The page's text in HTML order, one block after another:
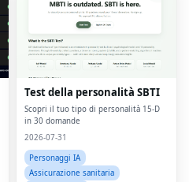
Test della personalità SBTI
Scopri il tuo tipo di personalità 15-D
in 30 domande
2026-07-31
Personaggi IA
Assicurazione sanitaria